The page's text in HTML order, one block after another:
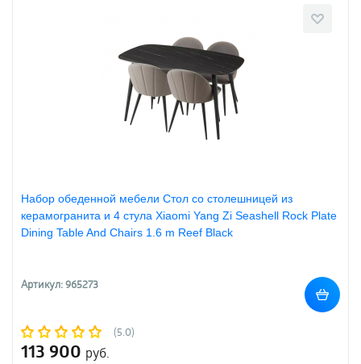
Набор обеденной мебели Стол со столешницей из
керамогранита и 4 стула Xiaomi Yang Zi Seashell Rock Plate
Dining Table And Chairs 1.6 m Reef Black
Артикул: 965273
(5.0)
113 900 руб.